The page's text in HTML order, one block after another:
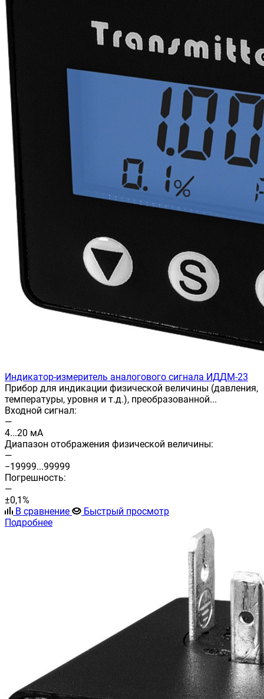
Индикатор-измеритель аналогового сигнала ИДДМ-23
Прибор для индикации физической величины (давления,
температуры, уровня и т.д.), преобразованной...
Входной сигнал:
—
4...20 мА
Диапазон отображения физической величины:
—
−19999...99999
Погрешность:
—
±0,1%
В сравнение
Быстрый просмотр
Подробнее